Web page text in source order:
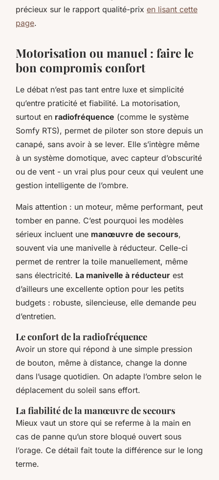
précieux sur le rapport qualité-prix en lisant cette
page.
Motorisation ou manuel : faire le
bon compromis confort
Le débat n’est pas tant entre luxe et simplicité
qu’entre praticité et fiabilité. La motorisation,
surtout en radiofréquence (comme le système
Somfy RTS), permet de piloter son store depuis un
canapé, sans avoir à se lever. Elle s’intègre même
à un système domotique, avec capteur d’obscurité
ou de vent - un vrai plus pour ceux qui veulent une
gestion intelligente de l’ombre.
Mais attention : un moteur, même performant, peut
tomber en panne. C’est pourquoi les modèles
sérieux incluent une manœuvre de secours,
souvent via une manivelle à réducteur. Celle-ci
permet de rentrer la toile manuellement, même
sans électricité. La manivelle à réducteur est
d’ailleurs une excellente option pour les petits
budgets : robuste, silencieuse, elle demande peu
d’entretien.
Le confort de la radiofréquence
Avoir un store qui répond à une simple pression
de bouton, même à distance, change la donne
dans l’usage quotidien. On adapte l’ombre selon le
déplacement du soleil sans effort.
La fiabilité de la manœuvre de secours
Mieux vaut un store qui se referme à la main en
cas de panne qu’un store bloqué ouvert sous
l’orage. Ce détail fait toute la différence sur le long
terme.